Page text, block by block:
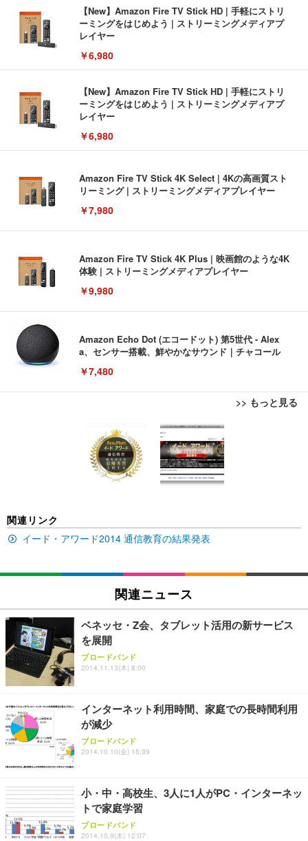
【New】Amazon Fire TV Stick HD | 手軽にストリ
ーミングをはじめよう | ストリーミングメディアプ
レイヤー
￥6,980
【New】Amazon Fire TV Stick HD | 手軽にストリ
ーミングをはじめよう | ストリーミングメディアプ
レイヤー
￥6,980
Amazon Fire TV Stick 4K Select | 4Kの高画質スト
リーミング | ストリーミングメディアプレイヤー
￥7,980
Amazon Fire TV Stick 4K Plus | 映画館のような4K
体験 | ストリーミングメディアプレイヤー
￥9,980
Amazon Echo Dot (エコードット) 第5世代 - Alex
a、センサー搭載、鮮やかなサウンド｜チャコール
￥7,480
>> もっと見る
[EdoErgo] オフィスチェア 椅子 テレワーク 疲れな
い 跳ね上げ式アームレスト コンパクト 約105度ロッ
キング pc 事務椅子 360度回転 座面昇降 強化ナイロ
ン樹脂ベース 通気性メッシュ 在宅ワーク H-WY01
(黒網+黒枠+黒足)
￥5,699
ュチェア 人間工学 疲れない ブラック
￥27,999
Sezlife オフィスチェア デスクチェア 疲れない テレ
ワーク チェア 強化バックレスト 30度ロッキング機
レスト 3Dヘッドレスト ハンガー付き 高反発クッシ
ョン PCチェア 通気性メッシュ ゲーミング/勉強/事
務用 おしゃれ パソコンチェア (ブラック)
￥7,680
Sezlife オフィスチェア デスクチェア 疲れない テレ
レスト 3Dヘッドレスト ハンガー付き 高反発クッシ
ョン PCチェア 通気性メッシュ ゲーミング/勉強/事
務用 おしゃれ パソコンチェア (ホワイト)
￥7,680
ANDWINT オフィスチェア デスクチェア 肘なし メ
ト 幅52×奥行58.5×高さ84～96cm テレワーク 在宅
勤務 ブラック
￥4,139
EIZO ビジネス向けプレミアムモニター | FlexScan
EV3240X-WT | 31.5型4K UHD・USB Type-C・ホワ
イト
￥105,595
イト
【純正品】27"ゲーミングモニター DualSense 充電
フック付き（CFI-ZDM1J）
￥49,979
【整備済み品】Dell E2724HS 27インチ 液晶モニタ
応 ComfortView ビジネス向け
￥15,800
【MiniLED/24.5inch/280Hz/FHD】GRAPHT THE S
像低減 (3年保証 | 輝点保証 | 日本メーカー)
￥34,980
Amazonベーシック ペットシーツ 薄型 レギュラー 1
回使い捨て 無香料 ホワイト 300枚
￥3,373
x2袋(84枚) ホワイト(吸収面:ライトブルー)
￥3,234
ネオ・ルーライフ ネオ・オムツ L 中型犬用 26枚入
り 単品
￥1,800
Smart Basic(スマートベーシック) 【Amazon.co.jp
￥3,670
アイリスオーヤマ ペットシーツ 超厚型 お徳用 レギ
￥3,731
関連リンク
イード・アワード2014 通信教育の結果発表
関連ニュース
ベネッセ・Z会、タブレット活用の新サービス
を展開
ブロードバンド
2014.11.13(木) 8:00
インターネット利用時間、家庭での長時間利用
が減少
ブロードバンド
2014.10.10(金) 15:39
小・中・高校生、3人に1人がPC・インターネッ
トで家庭学習
ブロードバンド
2014.10.9(木) 12:07